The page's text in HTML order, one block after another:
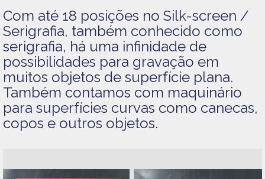
Com até 18 posições no Silk-screen /
Serigrafia, também conhecido como
serigrafia, há uma infinidade de
possibilidades para gravação em
muitos objetos de superfície plana.
Também contamos com maquinário
para superfícies curvas como canecas,
copos e outros objetos.